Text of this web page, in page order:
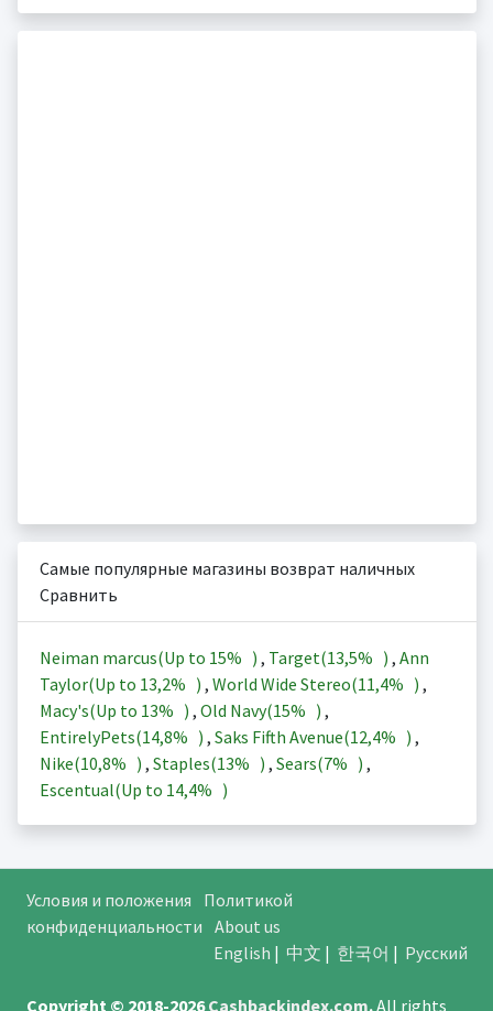
Самые популярные магазины возврат наличных
Сравнить
Neiman marcus(Up to 15% ) , Target(13,5% ) , Ann
Taylor(Up to 13,2% ) , World Wide Stereo(11,4% ) ,
Macy's(Up to 13% ) , Old Navy(15% ) ,
EntirelyPets(14,8% ) , Saks Fifth Avenue(12,4% ) ,
Nike(10,8% ) , Staples(13% ) , Sears(7% ) ,
Escentual(Up to 14,4% )
Условия и положения
Политикой
конфиденциальности About us
English | 中文 | 한국어 | Русский
Copyright © 2018-2026Cashbackindex.com.All rights